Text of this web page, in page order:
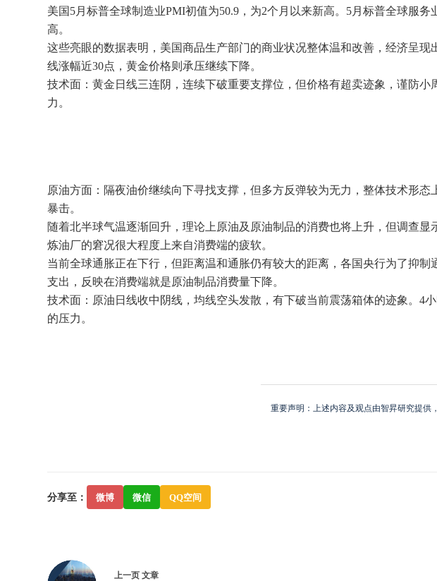
美国5月标普全球制造业PMI初值为50.9，为2个月以来新高。5月标普全球服
高。
这些亮眼的数据表明，美国商品生产部门的商业状况整体温和改善，经济呈
线涨幅近30点，黄金价格则承压继续下降。
技术面：黄金日线三连阴，连续下破重要支撑位，但价格有超卖迹象，谨防
力。
原油方面：隔夜油价继续向下寻找支撑，但多方反弹较为无力，整体技术形
暴击。
随着北半球气温逐渐回升，理论上原油及原油制品的消费也将上升，但调查
炼油厂的窘况很大程度上来自消费端的疲软。
当前全球通胀正在下行，但距离温和通胀仍有较大的距离，各国央行为了抑
支出，反映在消费端就是原油制品消费量下降。
技术面：原油日线收中阴线，均线空头发散，有下破当前震荡箱体的迹象。4
的压力。
重要声明：上述内容及观点由智昇研究提供
分享至： 微博 微信 QQ空间
上一页文章